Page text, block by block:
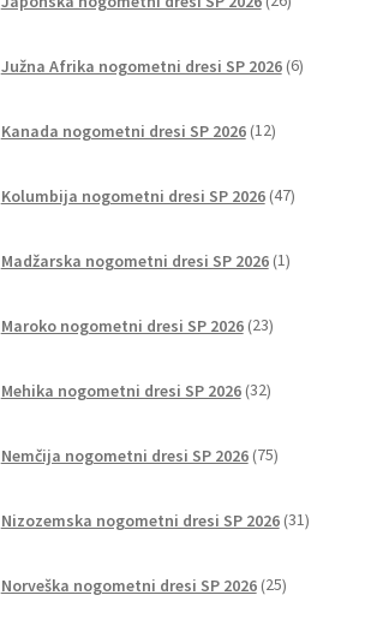
izdelkov
Južna Afrika nogometni dresi SP 2026 6izdelkov
Kanada nogometni dresi SP 2026 12izdelkov
Kolumbija nogometni dresi SP 2026 47izdelkov
Madžarska nogometni dresi SP 2026 1izdelek
Maroko nogometni dresi SP 2026 23izdelkov
Mehika nogometni dresi SP 2026 32izdelkov
Nemčija nogometni dresi SP 2026 75izdelkov
Nizozemska nogometni dresi SP 2026 31izdelkov
Norveška nogometni dresi SP 2026 25izdelkov